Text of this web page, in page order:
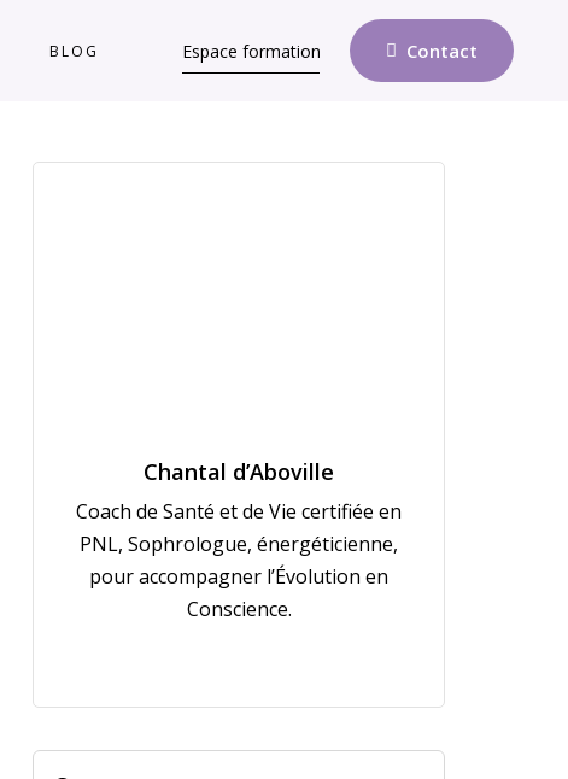
BLOG Espace formation Contact
Chantal d’Aboville
Coach de Santé et de Vie certifiée en
PNL, Sophrologue, énergéticienne,
pour accompagner l’Évolution en
Conscience.